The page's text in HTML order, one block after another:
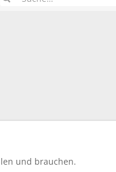
und brauchen.